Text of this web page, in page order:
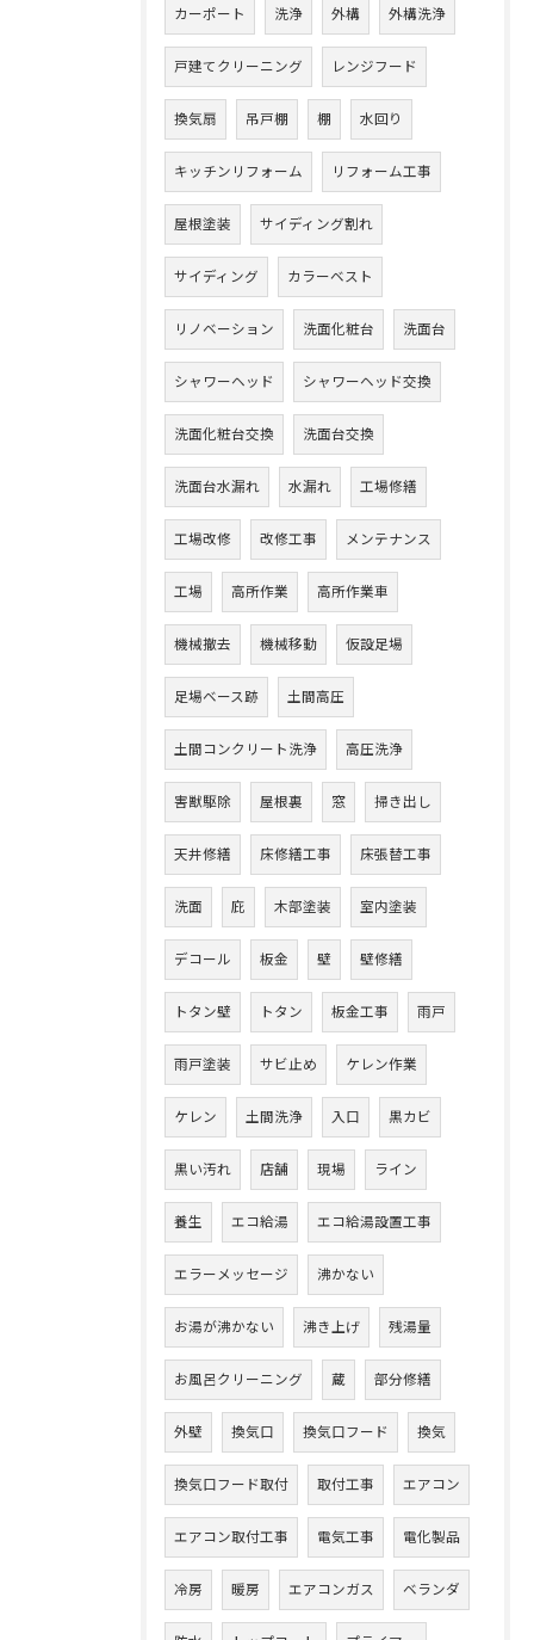
カーポート 洗浄 外構 外構洗浄
戸建てクリーニング レンジフード
換気扇 吊戸棚 棚 水回り
キッチンリフォーム リフォーム工事
屋根塗装 サイディング割れ
サイディング カラーベスト
リノベーション 洗面化粧台 洗面台
シャワーヘッド シャワーヘッド交換
洗面化粧台交換 洗面台交換
洗面台水漏れ 水漏れ 工場修繕
工場改修 改修工事 メンテナンス
工場 高所作業 高所作業車
機械撤去 機械移動 仮設足場
足場ベース跡 土間高圧
土間コンクリート洗浄 高圧洗浄
害獣駆除 屋根裏 窓 掃き出し
天井修繕 床修繕工事 床張替工事
洗面 庇 木部塗装 室内塗装
デコール 板金 壁 壁修繕
トタン壁 トタン 板金工事 雨戸
雨戸塗装 サビ止め ケレン作業
ケレン 土間洗浄 入口 黒カビ
黒い汚れ 店舗 現場 ライン
養生 エコ給湯 エコ給湯設置工事
エラーメッセージ 沸かない
お湯が沸かない 沸き上げ 残湯量
お風呂クリーニング 蔵 部分修繕
外壁 換気口 換気口フード 換気
換気口フード取付 取付工事 エアコン
エアコン取付工事 電気工事 電化製品
冷房 暖房 エアコンガス ベランダ